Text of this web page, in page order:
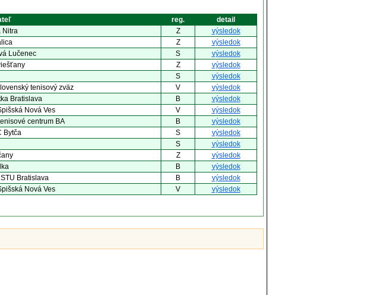
reg.
detail
Nitra Z
výsledok
Z
výsledok
Lučenec S
výsledok
Z
výsledok
S
výsledok
tenisový zväz V
výsledok
Bratislava B
výsledok
Nová Ves V
výsledok
centrum BA B
výsledok
Bytča S
výsledok
S
výsledok
Z
výsledok
B
výsledok
Bratislava B
výsledok
Nová Ves V výsledok